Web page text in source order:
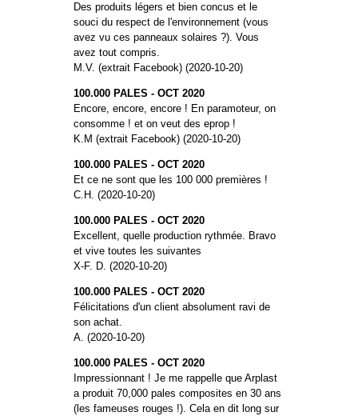
Des produits légers et bien concus et le
souci du respect de l'environnement (vous
avez vu ces panneaux solaires ?). Vous
avez tout compris.
M.V. (extrait Facebook) (2020-10-20)
100.000 PALES - OCT 2020
Encore, encore, encore ! En paramoteur, on
consomme ! et on veut des eprop !
K.M (extrait Facebook) (2020-10-20)
100.000 PALES - OCT 2020
Et ce ne sont que les 100 000 premières !
C.H. (2020-10-20)
100.000 PALES - OCT 2020
Excellent, quelle production rythmée. Bravo
et vive toutes les suivantes
X-F. D. (2020-10-20)
100.000 PALES - OCT 2020
Félicitations d'un client absolument ravi de
son achat.
A. (2020-10-20)
100.000 PALES - OCT 2020
Impressionnant ! Je me rappelle que Arplast
a produit 70,000 pales composites en 30 ans
(les fameuses rouges !). Cela en dit long sur